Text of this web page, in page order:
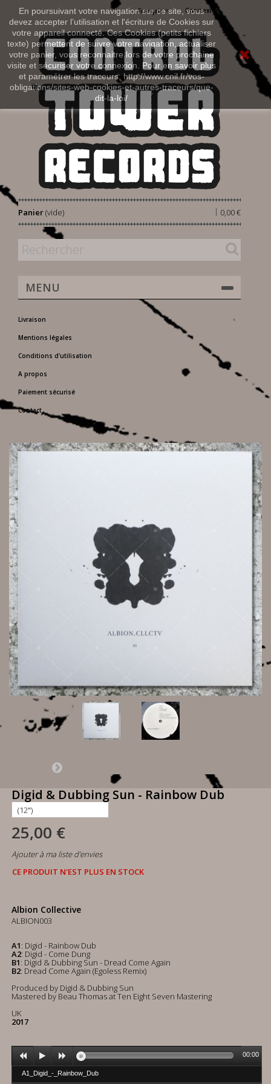
En poursuivant votre navigation sur ce site, vous
devez accepter l’utilisation et l'écriture de Cookies sur
votre appareil connecté. Ces Cookies (petits fichiers
texte) permettent de suivre votre navigation, actualiser
votre panier, vous reconnaitre lors de votre prochaine
visite et sécuriser votre connexion. Pour en savoir plus
et paramétrer les traceurs: http://www.cnil.fr/vos-
obligations/sites-web-cookies-et-autres-traceurs/que-
dit-la-loi/
Connexion
Français
Panier 0,00 €
|
(vide)
MENU
Livraison
Mentions légales
Conditions d'utilisation
A propos
Paiement sécurisé
Contact
Digid & Dubbing Sun - Rainbow Dub
25,00 €
Ajouter à ma liste d'envies
CE PRODUIT N'EST PLUS EN STOCK
Albion Collective
ALBION003
A1: Digid - Rainbow Dub
A2: Digid - Come Dung
B1: Digid & Dubbing Sun - Dread Come Again
B2: Dread Come Again (Egoless Remix)
Produced by Digid & Dubbing Sun
Mastered by Beau Thomas at Ten Eight Seven Mastering
UK
2017
A1_Digid_-_Rainbow_Dub
00:00